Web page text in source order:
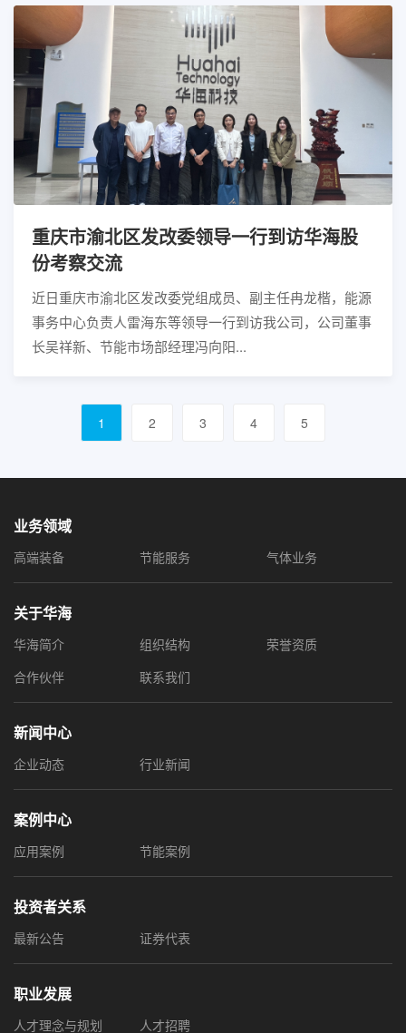
重庆市渝北区发改委领导一行到访华海股
份考察交流
近日重庆市渝北区发改委党组成员、副主任冉龙楷，能源
事务中心负责人雷海东等领导一行到访我公司，公司董事
长吴祥新、节能市场部经理冯向阳...
1 2 3 4 5
业务领域
高端装备 节能服务 气体业务
关于华海
华海简介 组织结构
荣誉资质
合作伙伴
联系我们
新闻中心
企业动态 行业新闻
案例中心
应用案例 节能案例
投资者关系
最新公告 证券代表
职业发展
人才理念与规划 人才招聘